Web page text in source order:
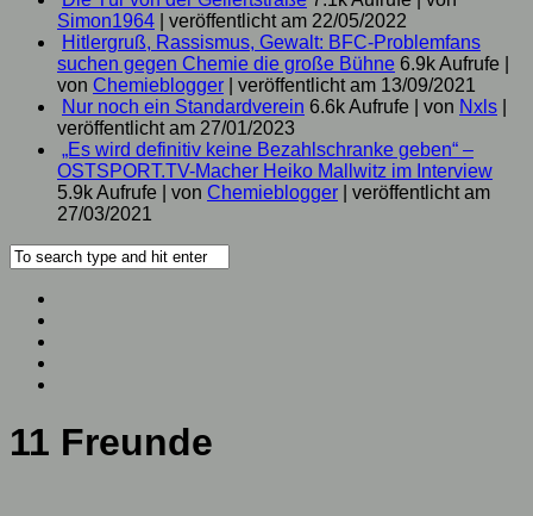
Simon1964
veröffentlicht am 22/05/2022
Hitlergruß, Rassismus, Gewalt: BFC-Problemfans
suchen gegen Chemie die große Bühne 6.9k Aufrufe
von Chemieblogger
veröffentlicht am 13/09/2021
Nur noch ein Standardverein 6.6k Aufrufe von Nxls
veröffentlicht am 27/01/2023
„Es wird definitiv keine Bezahlschranke geben“ –
OSTSPORT.TV-Macher Heiko Mallwitz im Interview
5.9k Aufrufe
von Chemieblogger
veröffentlicht am
27/03/2021
11 Freunde